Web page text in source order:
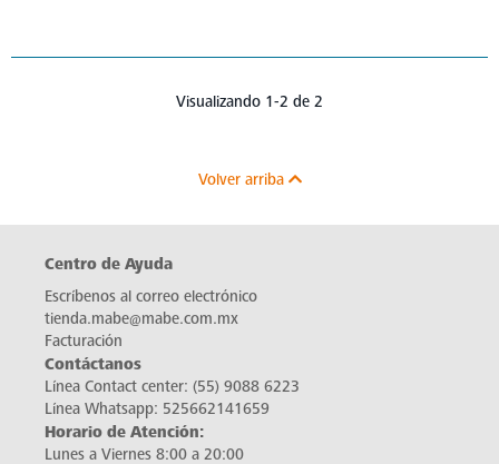
Visualizando 1-2 de 2
Volver arriba
Centro de Ayuda
Escríbenos al correo electrónico
tienda.mabe@mabe.com.mx
Facturación
Contáctanos
Línea Contact center: (55) 9088 6223
Línea Whatsapp: 525662141659
Horario de Atención:
Lunes a Viernes 8:00 a 20:00